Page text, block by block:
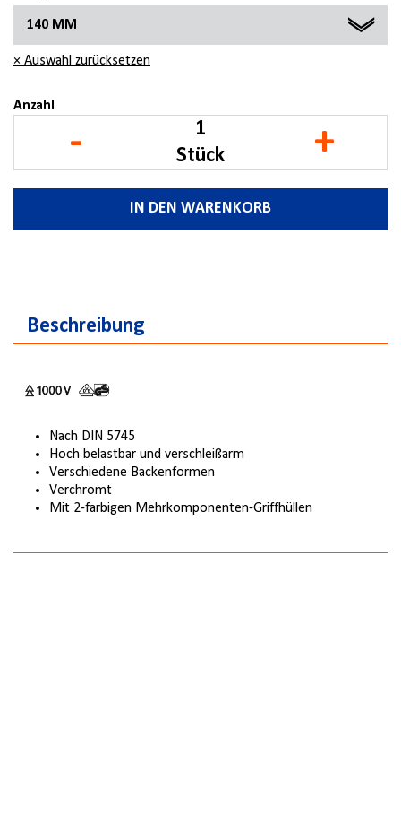
140 MM
140 MM
160 MM
× Auswahl zurücksetzen
Anzahl
- Stück +
IN DEN WARENKORB
Beschreibung
Nach DIN 5745
Hoch belastbar und verschleißarm
Verschiedene Backenformen
Verchromt
Mit 2-farbigen Mehrkomponenten-Griffhüllen